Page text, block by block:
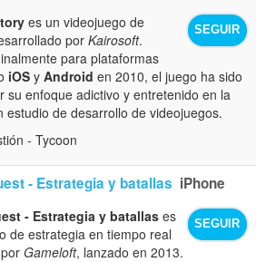
SEGUIR
es un videojuego de
por Kairosoft.
para plataformas
iOS y Android en 2010, el juego ha sido
su enfoque adictivo y entretenido en la
estudio de desarrollo de videojuegos.
- Tycoon
- Estrategia y batallas iPhone
SEGUIR
- Estrategia y batallas es
de estrategia en tiempo real
Gameloft, lanzado en 2013.